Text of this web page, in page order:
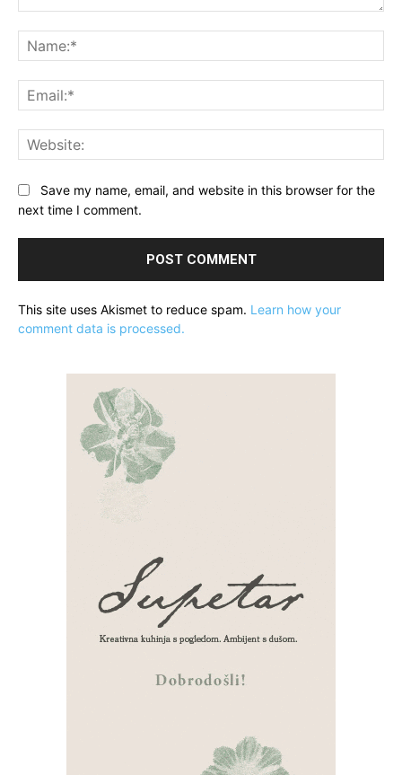
Save my name, email, and website in this browser for the
next time I comment.
This site uses Akismet to reduce spam. Learn how your
comment data is processed.